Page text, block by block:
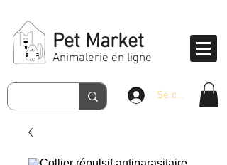
Pet Market
Animalerie en ligne
Se connecter